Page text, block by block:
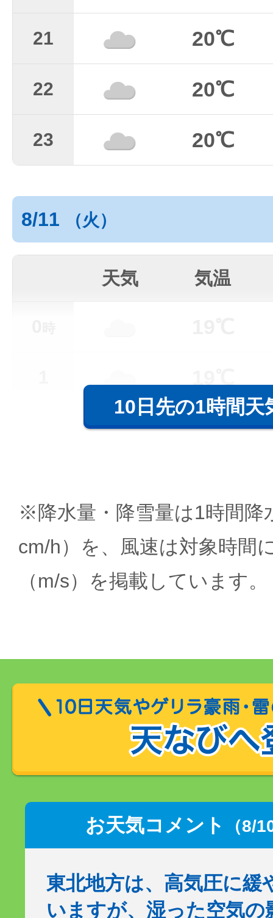
21 20℃
22 20℃
23 20℃
8/11 （火）
天気 気温
10日先の1時間天
※降水量・降雪量は1時間降
cm/h）を、風速は対象時間
（m/s）を掲載しています。
お天気コメント （8/
東北地方は、高気圧に緩
いますが、湿った空気の